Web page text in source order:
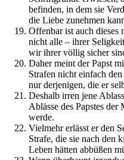
befinden, in dem sie
die Liebe zunehmen
Offenbar ist auch dieses
nicht alle – ihrer
wir ihrer völlig sicher
Daher meint der Papst
Strafen nicht einfach
nur derjenigen, die er
Deshalb irren jene
Ablässe des Papstes
werde.
Vielmehr erlässt er den
Strafe, die sie nach den
Leben hätten abbüßen